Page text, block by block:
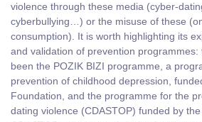
violence through these media (cyber-
cyberbullying…) or the misuse of these
consumption). It is worth highlighting its
and validation of prevention programmes:
been the POZIK BIZI programme, a
prevention of childhood depression,
Foundation, and the programme for the
dating violence (CDASTOP) funded by